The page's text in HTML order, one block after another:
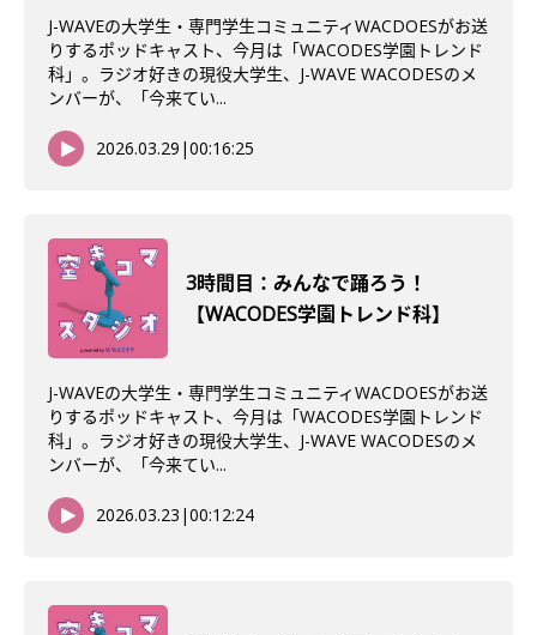
J-WAVEの大学生・専門学生コミュニティWACDOESがお送
りするポッドキャスト、今月は「WACODES学園トレンド
科」。ラジオ好きの現役大学生、J-WAVE WACODESのメ
ンバーが、「今来てい...
2026.03.29 |00:16:25
3時間目：みんなで踊ろう！
【WACODES学園トレンド科】
J-WAVEの大学生・専門学生コミュニティWACDOESがお送
りするポッドキャスト、今月は「WACODES学園トレンド
科」。ラジオ好きの現役大学生、J-WAVE WACODESのメ
ンバーが、「今来てい...
2026.03.23 |00:12:24